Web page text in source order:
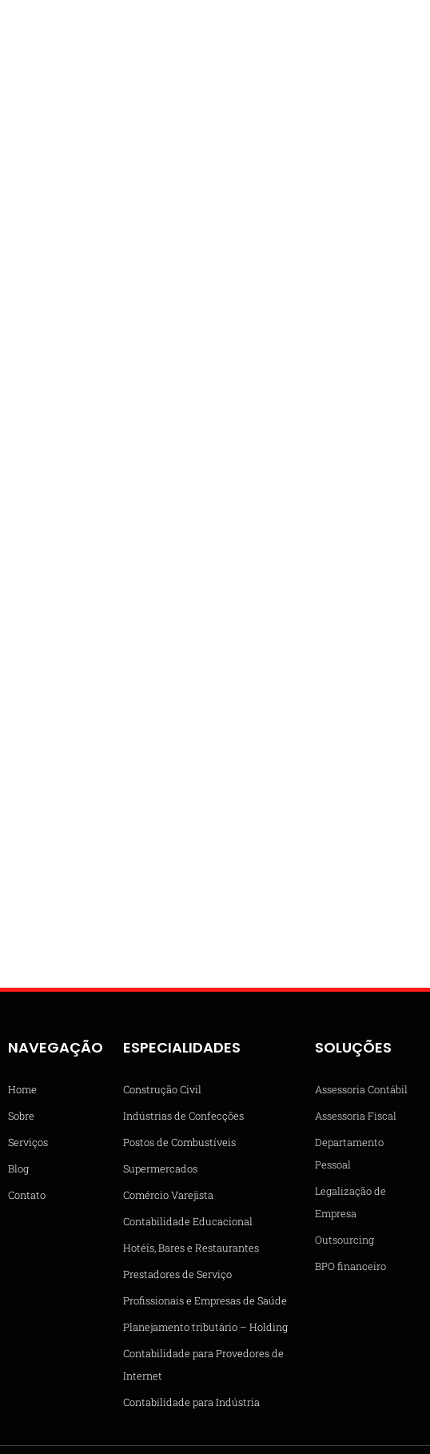
NAVEGAÇÃO
Home
Sobre
Serviços
Blog
Contato
ESPECIALIDADES
Construção Civil
Indústrias de Confecções
Postos de Combustíveis
Supermercados
Comércio Varejista
Contabilidade Educacional
Hotéis, Bares e Restaurantes
Prestadores de Serviço
Profissionais e Empresas de Saúde
Planejamento tributário – Holding
Contabilidade para Provedores de
Internet
Contabilidade para Indústria
SOLUÇÕES
Assessoria Contábil
Assessoria Fiscal
Departamento
Pessoal
Legalização de
Empresa
Outsourcing
BPO financeiro